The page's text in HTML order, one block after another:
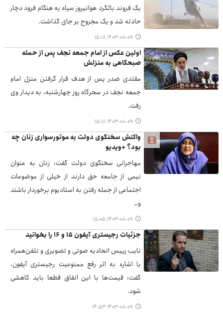
یک فروند بالگرد هوانیروز سپاه به هنگام فرود دچار
حادثه شد و یک مجروح بر جای گذاشت.
۱۴۰۳-۰۸-۰۹ ۱۵:۱۸
اولین عکس از امام جمعه نجف پس از حمله
صبحگاهی به منزلش
مقتدی صدر پس از هدف قرار گرفتن منزل امام
جمعه نجف در سحرگاه روز چهارشنبه، به دیدار وی
رفت.
۱۴۰۳-۰۸-۰۹ ۱۵:۱۸
واکنش سخنگوی دولت به موتورسواری زنان چه
بود؟ +ویدیو
مهاجرانی سخنگوی دولت گفت: زنان به عنوان
نیمی از جامعه حق دارند از خیلی از موضوعات
اجتماعی از جمله رفتن به استادیوم برخوردار باشند
و…
۱۴۰۳-۰۸-۰۹ ۱۵:۰۵
جزئیات رجیستری آیفون ۱۵ و ۱۶ را بخوانید
نایب رییس اتحادیه صوتی و تصویری و تلفن‌همراه
با اشاره به اثر رفع ممنوعیت رجیستری آیفون،
گفت: قیمت‌ها با این اتفاق قطعا باید کاهشی
شود.
۱۴۰۳-۰۸-۰۹ ۱۴:۵۳